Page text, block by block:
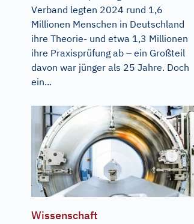
Verband legten 2024 rund 1,6
Millionen Menschen in Deutschland
ihre Theorie- und etwa 1,3 Millionen
ihre Praxisprüfung ab – ein Großteil
davon war jünger als 25 Jahre. Doch
ein...
Wissenschaft